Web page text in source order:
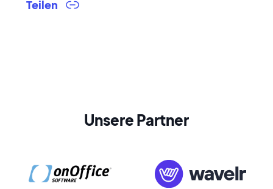
Teilen
Unsere Partner